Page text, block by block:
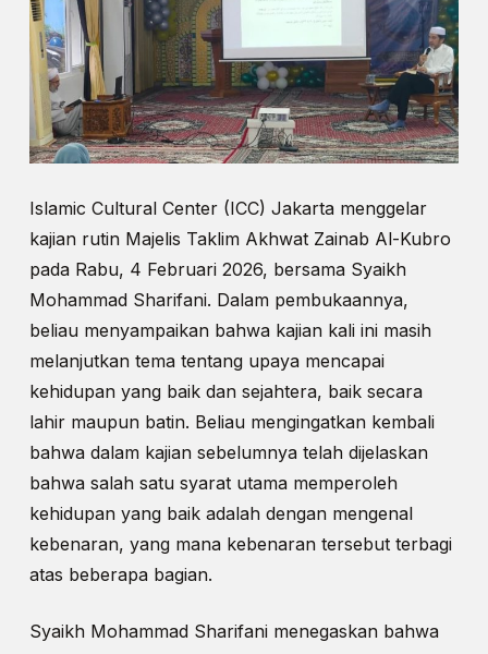
Islamic Cultural Center (ICC) Jakarta menggelar
kajian rutin Majelis Taklim Akhwat Zainab Al-Kubro
pada Rabu, 4 Februari 2026, bersama Syaikh
Mohammad Sharifani. Dalam pembukaannya,
beliau menyampaikan bahwa kajian kali ini masih
melanjutkan tema tentang upaya mencapai
kehidupan yang baik dan sejahtera, baik secara
lahir maupun batin. Beliau mengingatkan kembali
bahwa dalam kajian sebelumnya telah dijelaskan
bahwa salah satu syarat utama memperoleh
kehidupan yang baik adalah dengan mengenal
kebenaran, yang mana kebenaran tersebut terbagi
atas beberapa bagian.
Syaikh Mohammad Sharifani menegaskan bahwa